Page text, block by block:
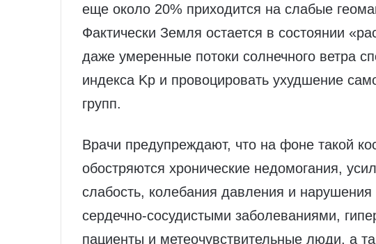
еще около 20% приходится на слабые
Фактически Земля остается в состоянии
даже умеренные потоки солнечного ветра
индекса Kp и провоцировать ухудшение
групп.
Врачи предупреждают, что на фоне такой
обостряются хронические недомогания,
слабость, колебания давления и
сердечно‑сосудистыми заболеваниями,
пациенты и метеочувствительные люди, а